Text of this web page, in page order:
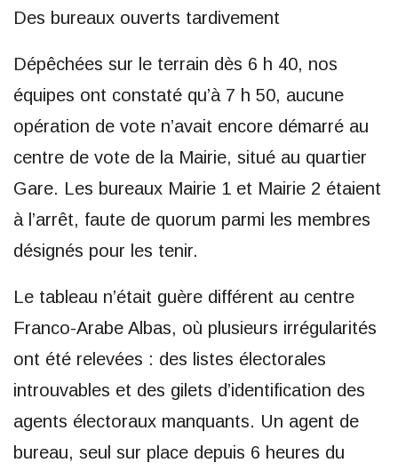
Des bureaux ouverts tardivement
Dépêchées sur le terrain dès 6 h 40, nos
équipes ont constaté qu’à 7 h 50, aucune
opération de vote n’avait encore démarré au
centre de vote de la Mairie, situé au quartier
Gare. Les bureaux Mairie 1 et Mairie 2 étaient
à l’arrêt, faute de quorum parmi les membres
désignés pour les tenir.
Le tableau n’était guère différent au centre
Franco-Arabe Albas, où plusieurs irrégularités
ont été relevées : des listes électorales
introuvables et des gilets d’identification des
agents électoraux manquants. Un agent de
bureau, seul sur place depuis 6 heures du